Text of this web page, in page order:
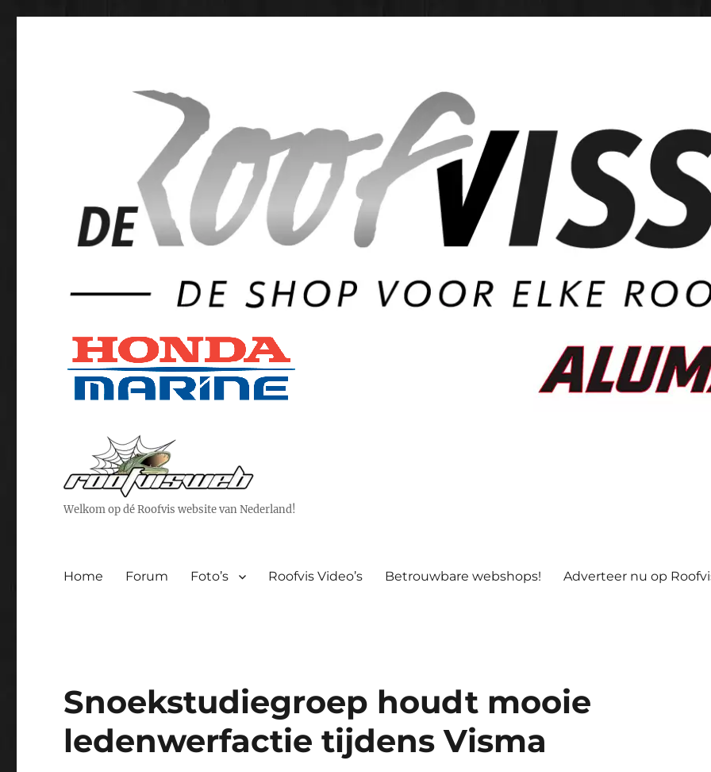
Welkom op dé Roofvis website van Nederland!
Home Forum Foto’s Roofvis Video’s Betrouwbare webshops! Adverteer nu op
Snoekstudiegroep houdt mooie
ledenwerfactie tijdens Visma